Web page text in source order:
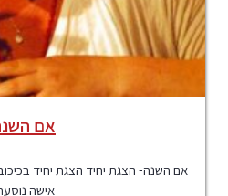
אם
אם השנה- הצגת יחיד הצגת יחיד
אישה